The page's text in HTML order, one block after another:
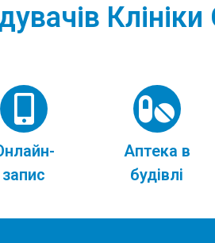
запис
Аптека в
будівлі